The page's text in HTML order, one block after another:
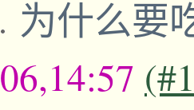
为什么要
06,14:57